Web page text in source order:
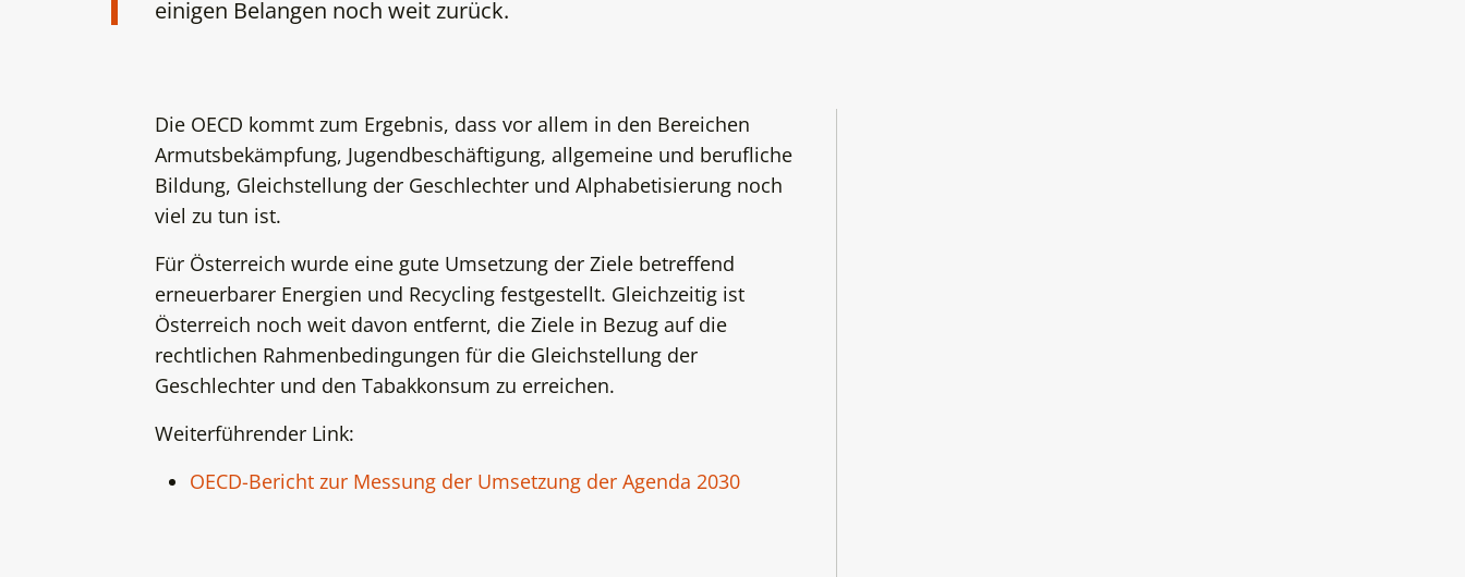
einigen Belangen noch weit zurück.
Die OECD kommt zum Ergebnis, dass vor allem in den Bereichen
Armutsbekämpfung, Jugendbeschäftigung, allgemeine und berufliche
Bildung, Gleichstellung der Geschlechter und Alphabetisierung noch
viel zu tun ist.
Für Österreich wurde eine gute Umsetzung der Ziele betreffend
erneuerbarer Energien und Recycling festgestellt. Gleichzeitig ist
Österreich noch weit davon entfernt, die Ziele in Bezug auf die
rechtlichen Rahmenbedingungen für die Gleichstellung der
Geschlechter und den Tabakkonsum zu erreichen.
Weiterführender Link:
OECD-Bericht zur Messung der Umsetzung der Agenda 2030